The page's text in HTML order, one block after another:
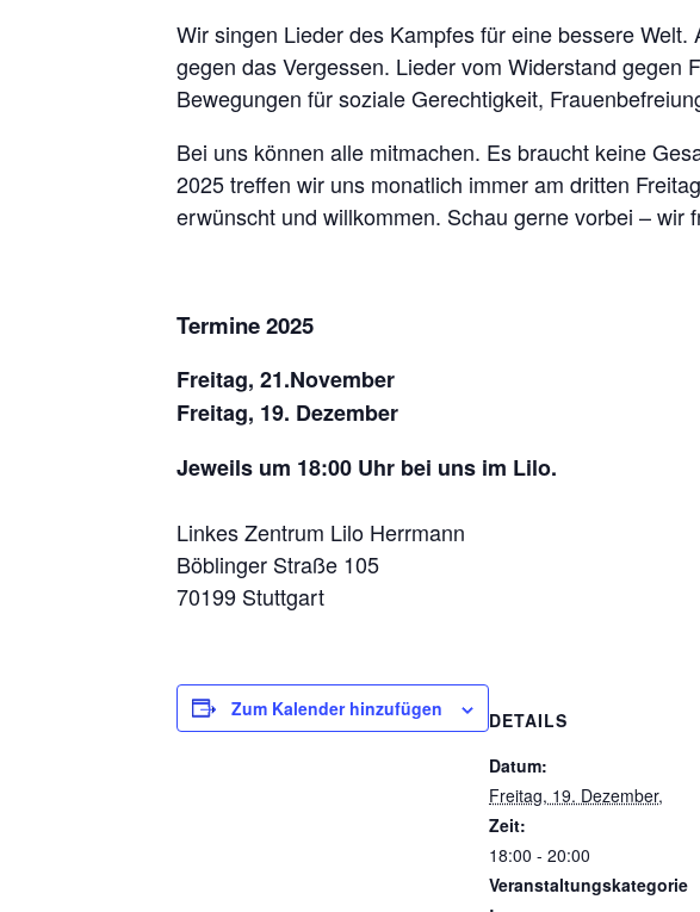
Wir singen Lieder des Kampfes für eine bessere
gegen das Vergessen. Lieder vom Widerstand gegen
Bewegungen für soziale Gerechtigkeit,
Bei uns können alle mitmachen. Es braucht keine
2025 treffen wir uns monatlich immer am dritten
erwünscht und willkommen. Schau gerne vorbei – wir
Termine 2025
Freitag, 21.November
Freitag, 19. Dezember
Jeweils um 18:00 Uhr bei uns im Lilo.
Linkes Zentrum Lilo Herrmann
Böblinger Straße 105
70199 Stuttgart
Zum Kalender hinzufügen
DETAILS
Datum:
Freitag, 19. Dezember,
Zeit:
18:00 - 20:00
Veranstaltungskategorie